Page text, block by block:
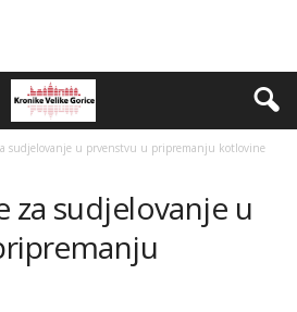
sudjelovanje u prvenstvu u pripremanju kotlovine
za sudjelovanje u